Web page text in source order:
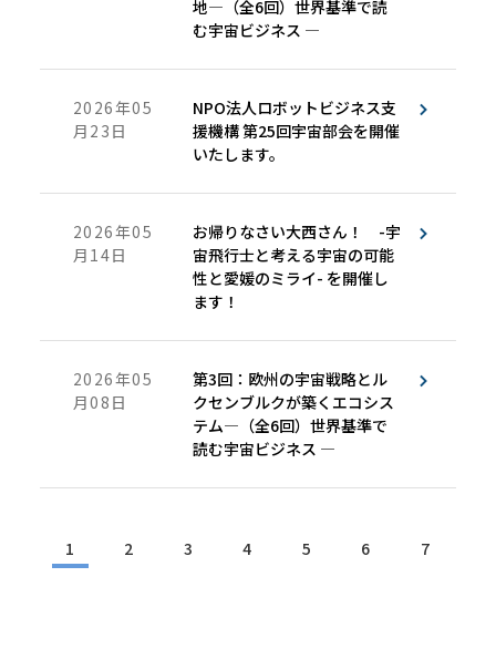
地―（全6回）世界基準で読
む宇宙ビジネス ―
2026年05
月23日
NPO法人ロボットビジネス支
援機構 第25回宇宙部会を開催
いたします。
2026年05
月14日
お帰りなさい大西さん！ -宇
宙飛行士と考える宇宙の可能
性と愛媛のミライ- を開催し
ます！
2026年05
月08日
第3回：欧州の宇宙戦略とル
クセンブルクが築くエコシス
テム―（全6回）世界基準で
読む宇宙ビジネス ―
1 2 3 4 5 6 7